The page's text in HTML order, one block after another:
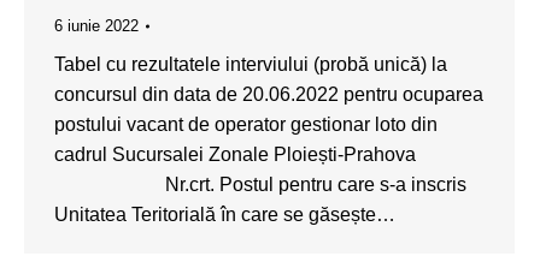
6 iunie 2022
Tabel cu rezultatele interviului (probă unică) la
concursul din data de 20.06.2022 pentru ocuparea
postului vacant de operator gestionar loto din
cadrul Sucursalei Zonale Ploiești-Prahova
Nr.crt. Postul pentru care s-a inscris
Unitatea Teritorială în care se găsește…